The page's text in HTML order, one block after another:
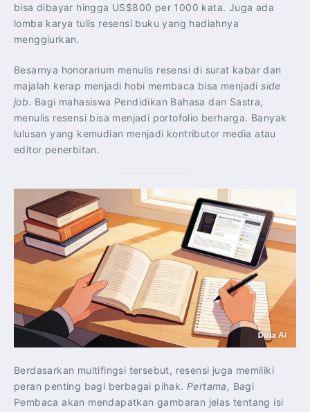
bisa dibayar hingga US$800 per 1000 kata. Juga ada
lomba karya tulis resensi buku yang hadiahnya
menggiurkan.
Besarnya honorarium menulis resensi di surat kabar dan
majalah kerap menjadi hobi membaca bisa menjadiside
job. Bagi mahasiswa Pendidikan Bahasa dan Sastra,
menulis resensi bisa menjadi portofolio berharga. Banyak
lulusan yang kemudian menjadi kontributor media atau
editor penerbitan.
Berdasarkan multifingsi tersebut, resensi juga memiliki
peran penting bagi berbagai pihak. Pertama, Bagi
Pembaca akan mendapatkan gambaran jelas tentang isi